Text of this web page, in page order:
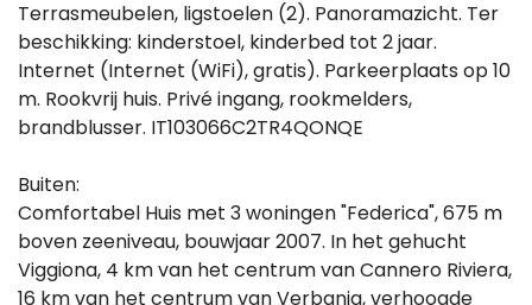
Terrasmeubelen, ligstoelen (2). Panoramazicht. Ter
beschikking: kinderstoel, kinderbed tot 2 jaar.
Internet (Internet (WiFi), gratis). Parkeerplaats op 10
m. Rookvrij huis. Privé ingang, rookmelders,
brandblusser. IT103066C2TR4QONQE
Buiten:
Comfortabel Huis met 3 woningen "Federica", 675 m
boven zeeniveau, bouwjaar 2007. In het gehucht
Viggiona, 4 km van het centrum van Cannero Riviera,
16 km van het centrum van Verbania, verhoogde